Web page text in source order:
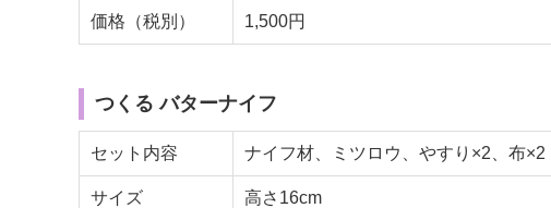
価格（税別） 1,500円
つくる バターナイフ
セット内容 ナイフ材、ミツロウ、やすり×2、布×2
サイズ 高さ16cm